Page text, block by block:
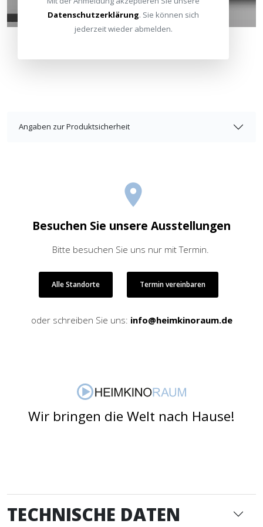
Angaben zur Produktsicherheit
Besuchen Sie unsere Ausstellungen
Bitte besuchen Sie uns nur mit Termin.
Alle Standorte Termin vereinbaren
oder schreiben Sie uns: info@heimkinoraum.de
Wir bringen die Welt nach Hause!
TECHNISCHE DATEN
Datenschutzerklärung. Sie können sich
jederzeit wieder abmelden.